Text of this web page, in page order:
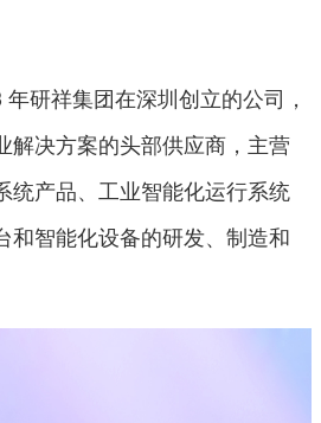
研祥集团在深圳创立的公司，
解决方案的头部供应商，主营
统产品、工业智能化运行系统
和智能化设备的研发、制造和